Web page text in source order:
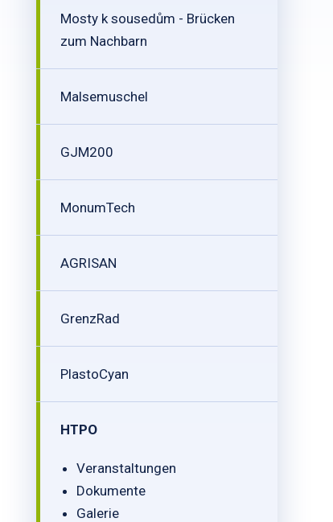
Mosty k sousedům - Brücken
zum Nachbarn
Malsemuschel
GJM200
MonumTech
AGRISAN
GrenzRad
PlastoCyan
HTPO
Veranstaltungen
Dokumente
Galerie